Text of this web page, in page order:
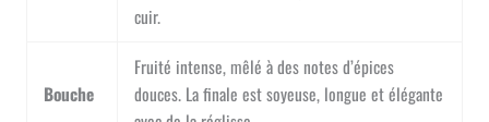
cuir.
Bouche
Fruité intense, mêlé à des notes d’épices
douces. La finale est soyeuse, longue et élégante